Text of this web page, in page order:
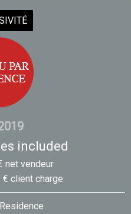
included
net vendeur
client charge